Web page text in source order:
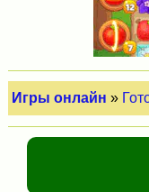
Игры онлайн »